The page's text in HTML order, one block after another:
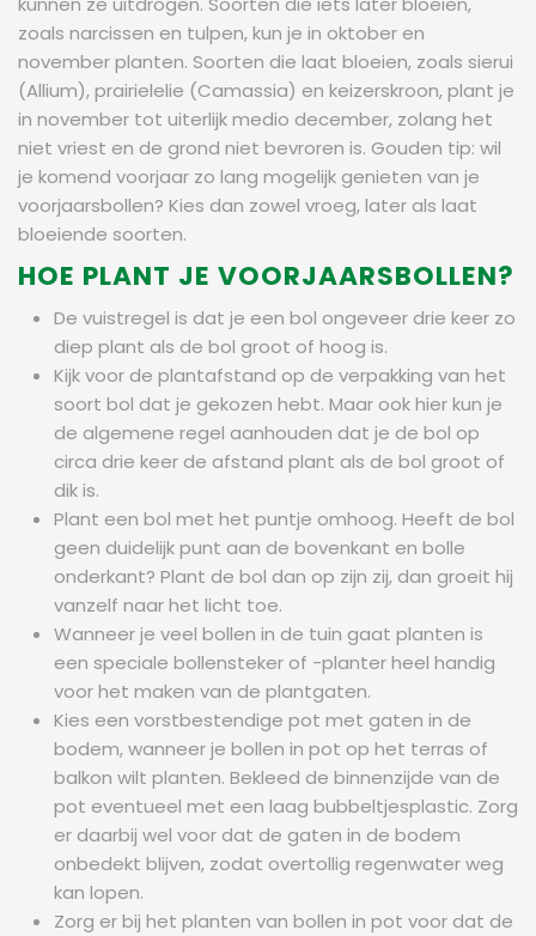
zoals narcissen en tulpen, kun je in oktober en
november planten. Soorten die laat bloeien, zoals sierui
(Allium), prairielelie (Camassia) en keizerskroon, plant je
in november tot uiterlijk medio december, zolang het
niet vriest en de grond niet bevroren is. Gouden tip: wil
je komend voorjaar zo lang mogelijk genieten van je
voorjaarsbollen? Kies dan zowel vroeg, later als laat
bloeiende soorten.
HOE PLANT JE VOORJAARSBOLLEN?
De vuistregel is dat je een bol ongeveer drie keer zo
diep plant als de bol groot of hoog is.
Kijk voor de plantafstand op de verpakking van het
soort bol dat je gekozen hebt. Maar ook hier kun je
de algemene regel aanhouden dat je de bol op
circa drie keer de afstand plant als de bol groot of
dik is.
Plant een bol met het puntje omhoog. Heeft de bol
geen duidelijk punt aan de bovenkant en bolle
onderkant? Plant de bol dan op zijn zij, dan groeit hij
vanzelf naar het licht toe.
Wanneer je veel bollen in de tuin gaat planten is
een speciale bollensteker of -planter heel handig
voor het maken van de plantgaten.
Kies een vorstbestendige pot met gaten in de
bodem, wanneer je bollen in pot op het terras of
balkon wilt planten. Bekleed de binnenzijde van de
pot eventueel met een laag bubbeltjesplastic. Zorg
er daarbij wel voor dat de gaten in de bodem
onbedekt blijven, zodat overtollig regenwater weg
kan lopen.
Zorg er bij het planten van bollen in pot voor dat de